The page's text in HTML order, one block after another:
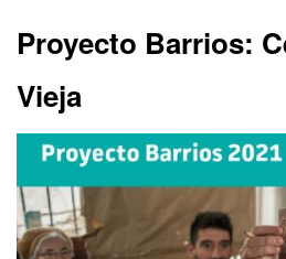
top
Proyecto Barrios:
Vieja